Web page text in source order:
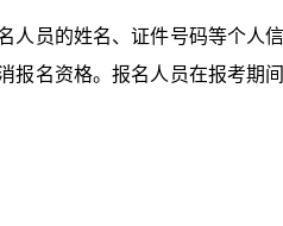
员的姓名、证件号码等个人
报名资格。报名人员在报考期